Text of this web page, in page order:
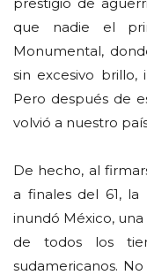
que nadie el
Monumental,
sin excesivo brillo,
Pero después de
volvió a nuestro
De hecho, al
a finales del 61,
inundó México,
de todos los
sudamericanos.